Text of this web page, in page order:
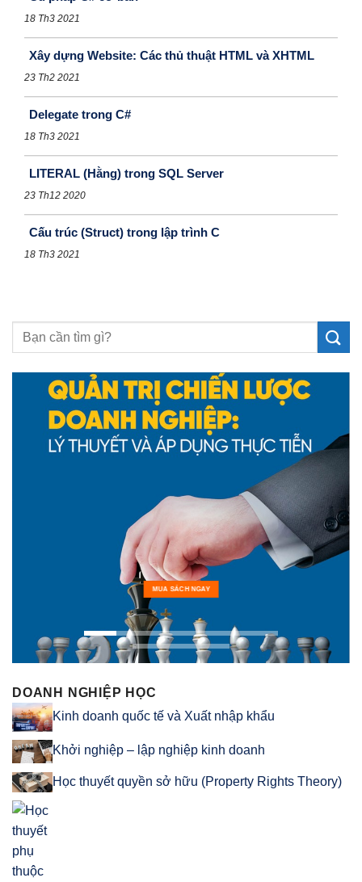
18 Th3 2021
Xây dựng Website: Các thủ thuật HTML và XHTML
23 Th2 2021
Delegate trong C#
18 Th3 2021
LITERAL (Hằng) trong SQL Server
23 Th12 2020
Cấu trúc (Struct) trong lập trình C
18 Th3 2021
MUA SÁCH NGAY
DOANH NGHIỆP HỌC
Kinh doanh quốc tế và Xuất nhập khẩu
Khởi nghiệp – lập nghiệp kinh doanh
Học thuyết quyền sở hữu (Property Rights Theory)